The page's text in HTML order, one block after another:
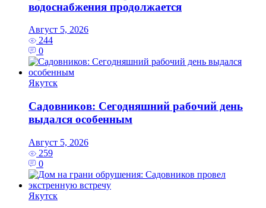
водоснабжения продолжается
Август 5, 2026
244
0
Якутск
Садовников: Сегодняшний рабочий день
выдался особенным
Август 5, 2026
259
0
Якутск